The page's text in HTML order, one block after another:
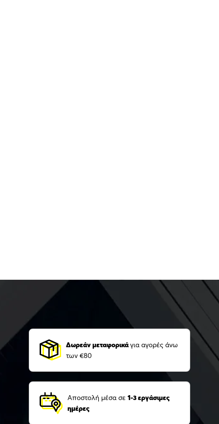
Δωρεάν μεταφορικάγια αγορές άνω
των €80
Αποστολή μέσα σε 1-3 εργάσιμες
ημέρες